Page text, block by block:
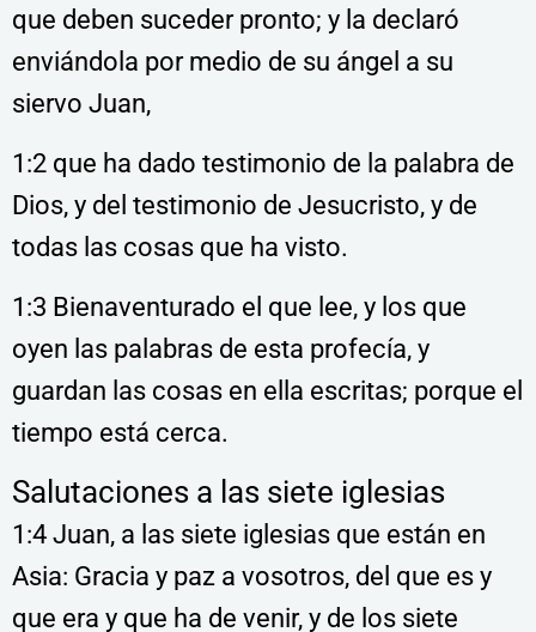
que deben suceder pronto; y la declaró
enviándola por medio de su ángel a su
siervo Juan,
1:2 que ha dado testimonio de la palabra de
Dios, y del testimonio de Jesucristo, y de
todas las cosas que ha visto.
1:3 Bienaventurado el que lee, y los que
oyen las palabras de esta profecía, y
guardan las cosas en ella escritas; porque el
tiempo está cerca.
Salutaciones a las siete iglesias
1:4 Juan, a las siete iglesias que están en
Asia: Gracia y paz a vosotros, del que es y
que era y que ha de venir, y de los siete